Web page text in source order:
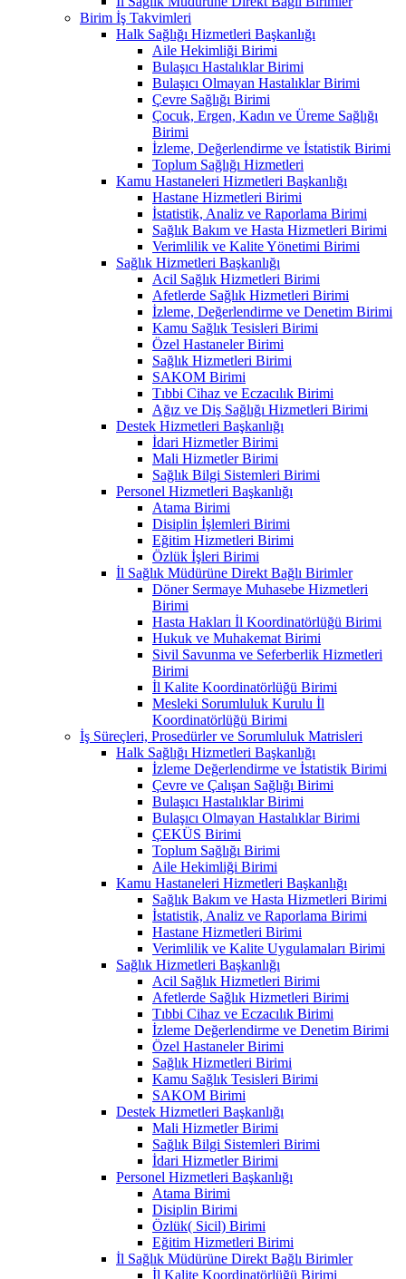
Birim İş Takvimleri
Halk Sağlığı Hizmetleri Başkanlığı
Aile Hekimliği Birimi
Bulaşıcı Hastalıklar Birimi
Bulaşıcı Olmayan Hastalıklar Birimi
Çevre Sağlığı Birimi
Çocuk, Ergen, Kadın ve Üreme Sağlığı
Birimi
İzleme, Değerlendirme ve İstatistik Birimi
Toplum Sağlığı Hizmetleri
Kamu Hastaneleri Hizmetleri Başkanlığı
Hastane Hizmetleri Birimi
İstatistik, Analiz ve Raporlama Birimi
Sağlık Bakım ve Hasta Hizmetleri Birimi
Verimlilik ve Kalite Yönetimi Birimi
Sağlık Hizmetleri Başkanlığı
Acil Sağlık Hizmetleri Birimi
Afetlerde Sağlık Hizmetleri Birimi
İzleme, Değerlendirme ve Denetim Birimi
Kamu Sağlık Tesisleri Birimi
Özel Hastaneler Birimi
Sağlık Hizmetleri Birimi
SAKOM Birimi
Tıbbi Cihaz ve Eczacılık Birimi
Ağız ve Diş Sağlığı Hizmetleri Birimi
Destek Hizmetleri Başkanlığı
İdari Hizmetler Birimi
Mali Hizmetler Birimi
Sağlık Bilgi Sistemleri Birimi
Personel Hizmetleri Başkanlığı
Atama Birimi
Disiplin İşlemleri Birimi
Eğitim Hizmetleri Birimi
Özlük İşleri Birimi
İl Sağlık Müdürüne Direkt Bağlı Birimler
Döner Sermaye Muhasebe Hizmetleri
Birimi
Hasta Hakları İl Koordinatörlüğü Birimi
Hukuk ve Muhakemat Birimi
Sivil Savunma ve Seferberlik Hizmetleri
Birimi
İl Kalite Koordinatörlüğü Birimi
Mesleki Sorumluluk Kurulu İl
Koordinatörlüğü Birimi
İş Süreçleri, Prosedürler ve Sorumluluk Matrisleri
Halk Sağlığı Hizmetleri Başkanlığı
İzleme Değerlendirme ve İstatistik Birimi
Çevre ve Çalışan Sağlığı Birimi
Bulaşıcı Hastalıklar Birimi
Bulaşıcı Olmayan Hastalıklar Birimi
ÇEKÜS Birimi
Toplum Sağlığı Birimi
Aile Hekimliği Birimi
Kamu Hastaneleri Hizmetleri Başkanlığı
Sağlık Bakım ve Hasta Hizmetleri Birimi
İstatistik, Analiz ve Raporlama Birimi
Hastane Hizmetleri Birimi
Verimlilik ve Kalite Uygulamaları Birimi
Sağlık Hizmetleri Başkanlığı
Acil Sağlık Hizmetleri Birimi
Afetlerde Sağlık Hizmetleri Birimi
Tıbbi Cihaz ve Eczacılık Birimi
İzleme Değerlendirme ve Denetim Birimi
Özel Hastaneler Birimi
Sağlık Hizmetleri Birimi
Kamu Sağlık Tesisleri Birimi
SAKOM Birimi
Destek Hizmetleri Başkanlığı
Mali Hizmetler Birimi
Sağlık Bilgi Sistemleri Birimi
İdari Hizmetler Birimi
Personel Hizmetleri Başkanlığı
Atama Birimi
Disiplin Birimi
Özlük( Sicil) Birimi
Eğitim Hizmetleri Birimi
İl Sağlık Müdürüne Direkt Bağlı Birimler
İl Kalite Koordinatörlüğü Birimi